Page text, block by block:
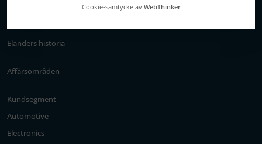
Elanders historia
Affärsområden
Kundsegment
Automotive
Electronics
Cookie-samtycke av WebThinker